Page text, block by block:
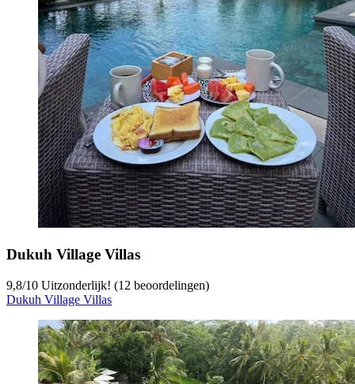
Dukuh Village Villas
9,8/10 Uitzonderlijk! (12 beoordelingen)
Dukuh Village Villas